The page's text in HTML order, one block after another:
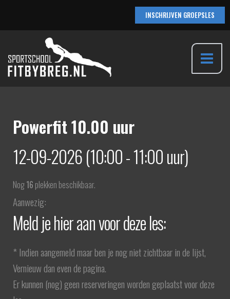
inhoud
INSCHRIJVEN GROEPSLES
Main
Powerfit 10.00 uur
12-09-2026 (10:00 - 11:00 uur)
Nog16 plekken beschikbaar.
Aanwezig:
Meld je hier aan voor deze les:
* Indien aangemeld maar ben je nog niet zichtbaar in de lijst,
Vernieuw dan even de pagina.
Er kunnen (nog) geen reserveringen worden geplaatst voor deze